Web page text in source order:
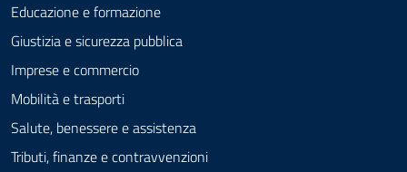
Educazione e formazione
Giustizia e sicurezza pubblica
Imprese e commercio
Mobilità e trasporti
Salute, benessere e assistenza
Tributi, finanze e contravvenzioni